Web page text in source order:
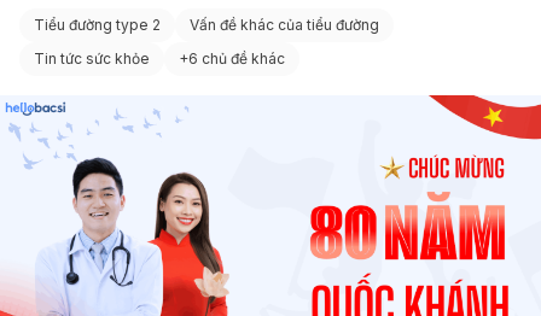
Tiểu đường type 2
Vấn đề khác của tiểu đường
Tin tức sức khỏe
+6 chủ đề khác